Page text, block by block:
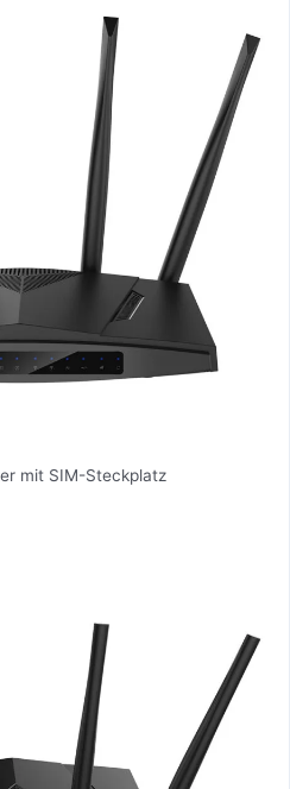
mit SIM-Steckplatz